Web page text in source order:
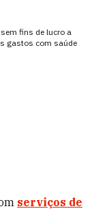
fins de lucro a
gastos com saúde
serviços de